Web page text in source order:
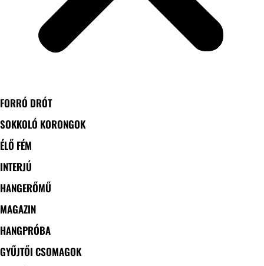
FORRÓ DRÓT
SOKKOLÓ KORONGOK
ÉLŐ FÉM
INTERJÚ
HANGERŐMŰ
MAGAZIN
HANGPRÓBA
GYŰJTŐI CSOMAGOK